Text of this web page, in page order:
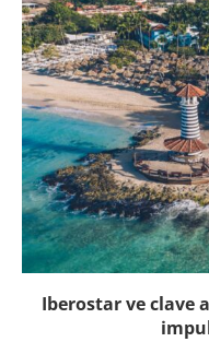
Iberostar ve clave